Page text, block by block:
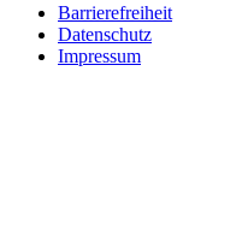
Barrierefreiheit
Datenschutz
Impressum